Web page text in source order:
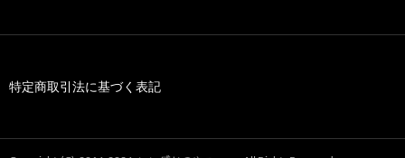
特定商取引法に基づく表記